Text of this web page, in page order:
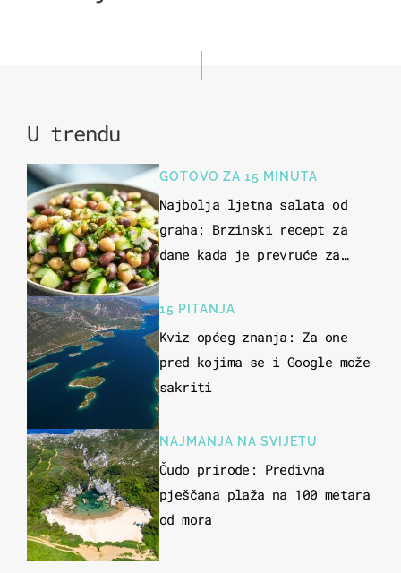
U trendu
GOTOVO ZA 15 MINUTA
Najbolja ljetna salata od
graha: Brzinski recept za
dane kada je prevruće za
15 PITANJA
Kviz općeg znanja: Za one
pred kojima se i Google može
sakriti
NAJMANJA NA SVIJETU
Čudo prirode: Predivna
pješčana plaža na 100 metara
od mora